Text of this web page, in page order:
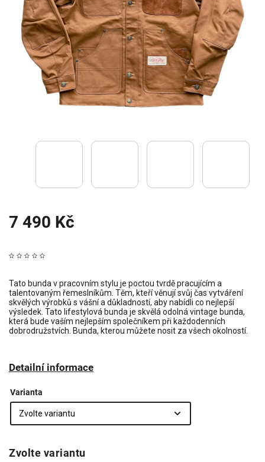
7 490 Kč
Tato bunda v pracovním stylu je poctou tvrdě pracujícím a
talentovaným řemeslníkům. Těm, kteří věnují svůj čas vytváření
skvělých výrobků s vášní a důkladností, aby nabídli co nejlepší
výsledek. Tato lifestylová bunda je skvělá odolná vintage bunda,
která bude vaším nejlepším společníkem při každodenních
dobrodružstvích. Bunda, kterou můžete nosit za všech okolností.
Detailní informace
Varianta
Zvolte variantu